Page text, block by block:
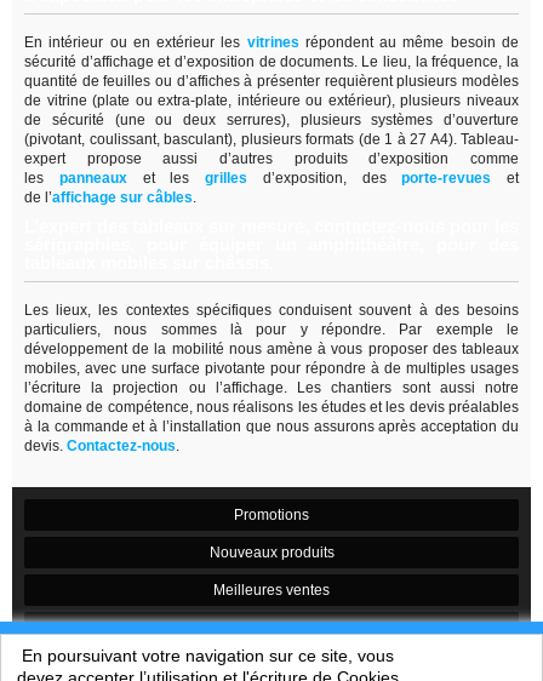
En intérieur ou en extérieur les vitrines répondent au même besoin de
sécurité d’affichage et d’exposition de documents. Le lieu, la fréquence, la
quantité de feuilles ou d’affiches à présenter requièrent plusieurs modèles
de vitrine (plate ou extra-plate, intérieure ou extérieur), plusieurs niveaux
de sécurité (une ou deux serrures), plusieurs systèmes d’ouverture
(pivotant, coulissant, basculant), plusieurs formats (de 1 à 27 A4). Tableau-
expert propose aussi d’autres produits d’exposition comme
les
panneaux et les grilles d’exposition, des porte-revues
et
de l’affichage sur câbles.
Les lieux, les contextes spécifiques conduisent souvent à des besoins
particuliers, nous sommes là pour y répondre. Par exemple le
développement de la mobilité nous amène à vous proposer des tableaux
mobiles, avec une surface pivotante pour répondre à de multiples usages
l’écriture la projection ou l’affichage. Les chantiers sont aussi notre
domaine de compétence, nous réalisons les études et les devis préalables
à la commande et à l’installation que nous assurons après acceptation du
devis. Contactez-nous.
Promotions
Nouveaux produits
Meilleures ventes
Conditions générales de vente
En poursuivant votre navigation sur ce site, vous